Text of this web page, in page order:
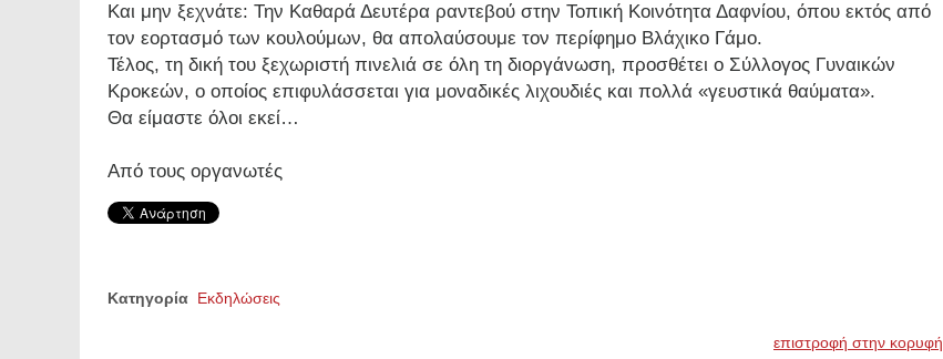
Και μην ξεχνάτε: Την Καθαρά Δευτέρα ραντεβού στην Τοπική Κοινότητα Δαφνίου, όπου εκτός από
τον εορτασμό των κουλούμων, θα απολαύσουμε τον περίφημο Βλάχικο Γάμο.
Τέλος, τη δική του ξεχωριστή πινελιά σε όλη τη διοργάνωση, προσθέτει ο Σύλλογος Γυναικών
Κροκεών, ο οποίος επιφυλάσσεται για μοναδικές λιχουδιές και πολλά «γευστικά θαύματα».
Θα είμαστε όλοι εκεί…
Από τους οργανωτές
Κατηγορία Εκδηλώσεις
επιστροφή στην κορυφή